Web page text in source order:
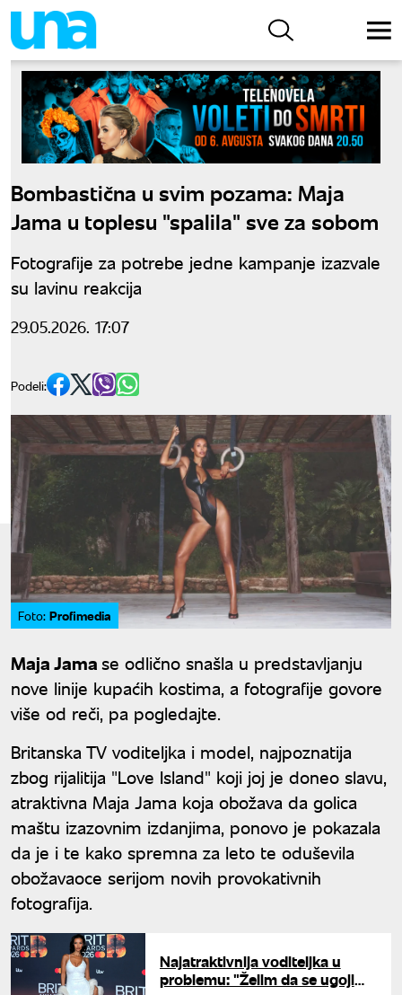
Bombastična u svim pozama: Maja
Jama u toplesu "spalila" sve za sobom
Fotografije za potrebe jedne kampanje izazvale
su lavinu reakcija
29.05.2026. 17:07
Podeli:
Foto: Profimedia
Maja Jamase odlično snašla u predstavljanju
nove linije kupaćih kostima, a fotografije govore
više od reči, pa pogledajte.
Britanska TV voditeljka i model, najpoznatija
zbog rijalitija "Love Island" koji joj je doneo slavu,
atraktivna Maja Jama koja obožava da golica
maštu izazovnim izdanjima, ponovo je pokazala
da je i te kako spremna za leto te oduševila
obožavaoce serijom novih provokativnih
fotografija.
Najatraktivnija voditeljka u
problemu: "Želim da se ugojim,